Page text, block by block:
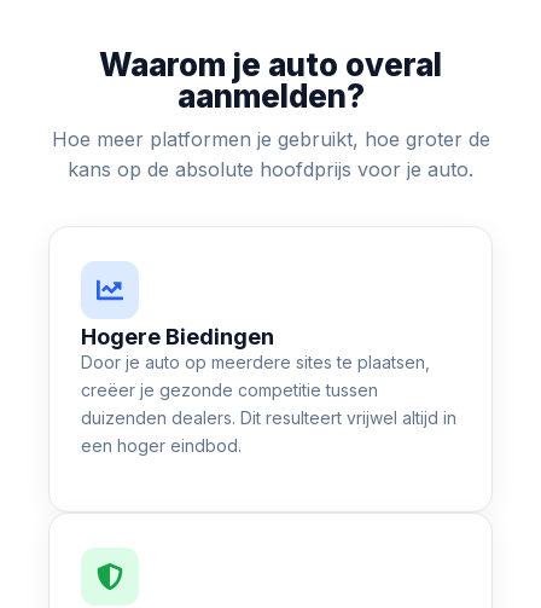
Waarom je auto overal
aanmelden?
Hoe meer platformen je gebruikt, hoe groter de
kans op de absolute hoofdprijs voor je auto.
Hogere Biedingen
Door je auto op meerdere sites te plaatsen,
creëer je gezonde competitie tussen
duizenden dealers. Dit resulteert vrijwel altijd in
een hoger eindbod.